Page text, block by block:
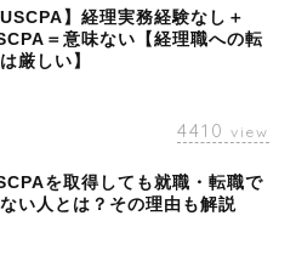
USCPA】経理実務経験なし＋
＝意味ない【経理職への転
厳しい】
4410 view
を取得しても就職・転職で
い人とは？その理由も解説